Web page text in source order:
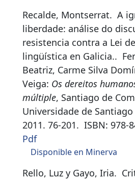
Recalde, Montserrat. A
liberdade: análise do
resistencia contra a Lei
lingüística en Galicia..
Beatriz, Carme Silva
Veiga: Os dereitos
múltiple, Santiago de
Universidade de
2011. 76-201. ISBN: 978-
Pdf
Disponible en Minerva
Rello, Luz y Gayo, Iria.